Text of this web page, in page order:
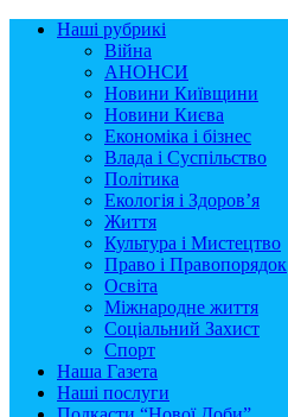
Наші рубрикі
Війна
АНОНСИ
Новини Київщини
Новини Києва
Економіка і бізнес
Влада і Суспільство
Політика
Екологія і Здоров’я
Життя
Культура і Мистецтво
Право і Правопорядок
Освіта
Міжнародне життя
Соціальний Захист
Спорт
Наша Газета
Наші послуги